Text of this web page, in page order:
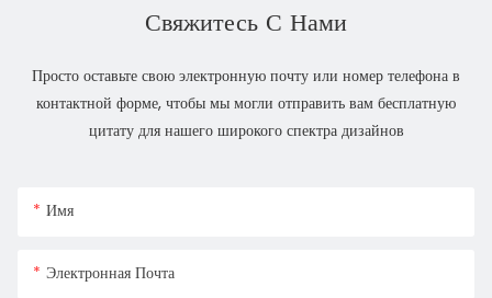
Свяжитесь С Нами
Просто оставьте свою электронную почту или номер телефона в
контактной форме, чтобы мы могли отправить вам бесплатную
цитату для нашего широкого спектра дизайнов
Имя
Электронная Почта